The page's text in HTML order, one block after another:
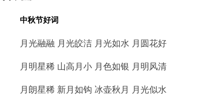
中秋节好词
月光融融 月光皎洁 月光如水 月圆花好
月明星稀 山高月小 月色如银 月明风清
月朗星稀 新月如钩 冰壶秋月 月光似水